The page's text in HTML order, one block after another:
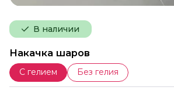
В наличии
Накачка шаров
С гелием Без гелия